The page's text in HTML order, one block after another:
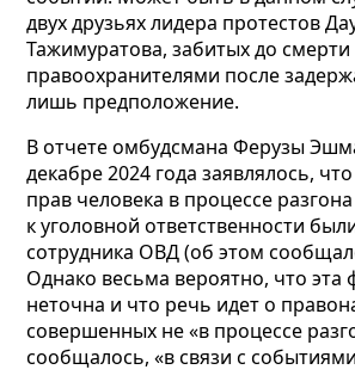
двух друзьях лидера протестов
Тажимуратова, забитых до смерти
правоохранителями после
лишь предположение.
В отчете омбудсмана Ферузы
декабре 2024 года заявлялось,
прав человека в процессе
к уголовной ответственности
сотрудника ОВД (об этом
Однако весьма вероятно, что эта
неточна и что речь идет о
совершенных не «в процессе
сообщалось, «в связи с